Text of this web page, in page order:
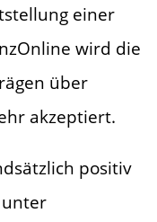
einer
wird die
über
akzeptiert.
positiv
unter